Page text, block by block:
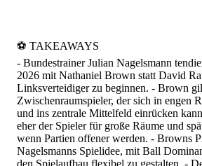
⚽️ TAKEAWAYS
- Bundestrainer Julian Nagelsmann
2026 mit Nathaniel Brown statt David
Linksverteidiger zu beginnen. - Brown
Zwischenraumspieler, der sich in engen
und ins zentrale Mittelfeld einrücken
eher der Spieler für große Räume und
wenn Partien offener werden. - Browns
Nagelsmanns Spielidee, mit Ball
den Spielaufbau flexibel zu gestalten. -